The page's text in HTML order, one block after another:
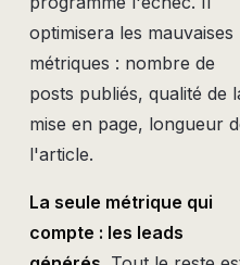
optimisera les mauvaises
métriques : nombre de
posts publiés, qualité de
mise en page, longueur
l'article.
La seule métrique qui
compte : les leads